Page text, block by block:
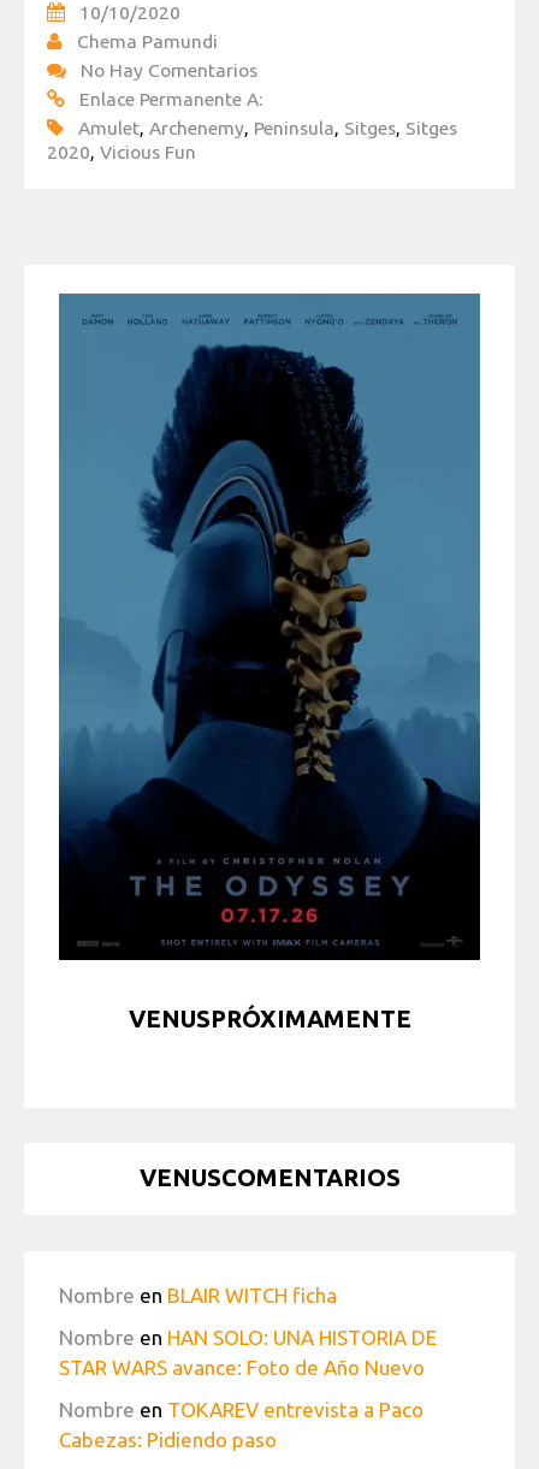
10/10/2020
Chema Pamundi
No Hay Comentarios
Enlace Permanente A:
Amulet, Archenemy, Peninsula, Sitges, Sitges
2020, Vicious Fun
VENUSPRÓXIMAMENTE
VENUSCOMENTARIOS
Nombre en BLAIR WITCH ficha
Nombre en HAN SOLO: UNA HISTORIA DE
STAR WARS avance: Foto de Año Nuevo
Nombre en TOKAREV entrevista a Paco
Cabezas: Pidiendo paso